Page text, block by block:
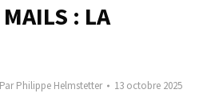
: LA
ParPhilippe Helmstetter 13 octobre 2025